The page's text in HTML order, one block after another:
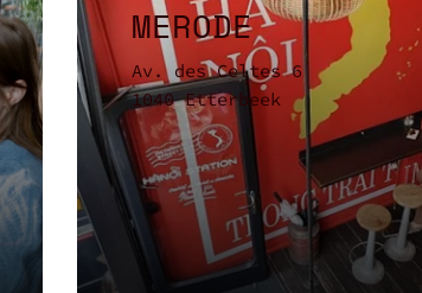
MERODE
Av. des Celtes 6
1040 Etterbeek